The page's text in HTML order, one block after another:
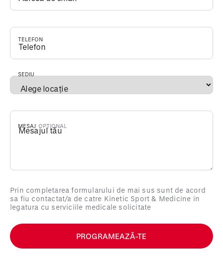
TELEFON
SEDIU
MESAJ
Prin completarea formularului de mai sus sunt de acord
sa fiu contactat/a de catre Kinetic Sport & Medicine in
legatura cu serviciile medicale solicitate
PROGRAMEAZĂ-TE